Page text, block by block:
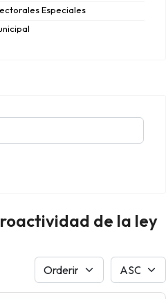
Especiales
de la ley